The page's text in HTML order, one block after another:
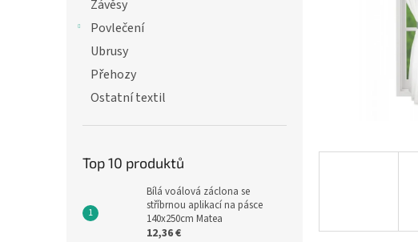
Závěsy
Povlečení
Ubrusy
Přehozy
Ostatní textil
Top 10 produktů
Bílá voálová záclona se
stříbrnou aplikací na pásce
140x250cm Matea
12,36 €